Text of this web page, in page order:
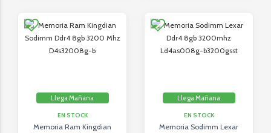
Llega Mañana
EN STOCK
Memoria Ram Kingdian
Llega Mañana
EN STOCK
Memoria Sodimm Lexar